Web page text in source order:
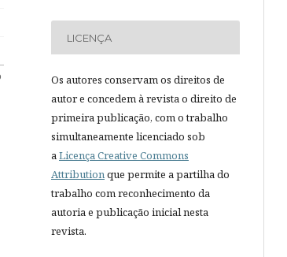
LICENÇA
Os autores conservam os direitos de
autor e concedem à revista o direito de
primeira publicação, com o trabalho
simultaneamente licenciado sob
aLicença Creative Commons
Attributionque permite a partilha do
trabalho com reconhecimento da
autoria e publicação inicial nesta
revista.